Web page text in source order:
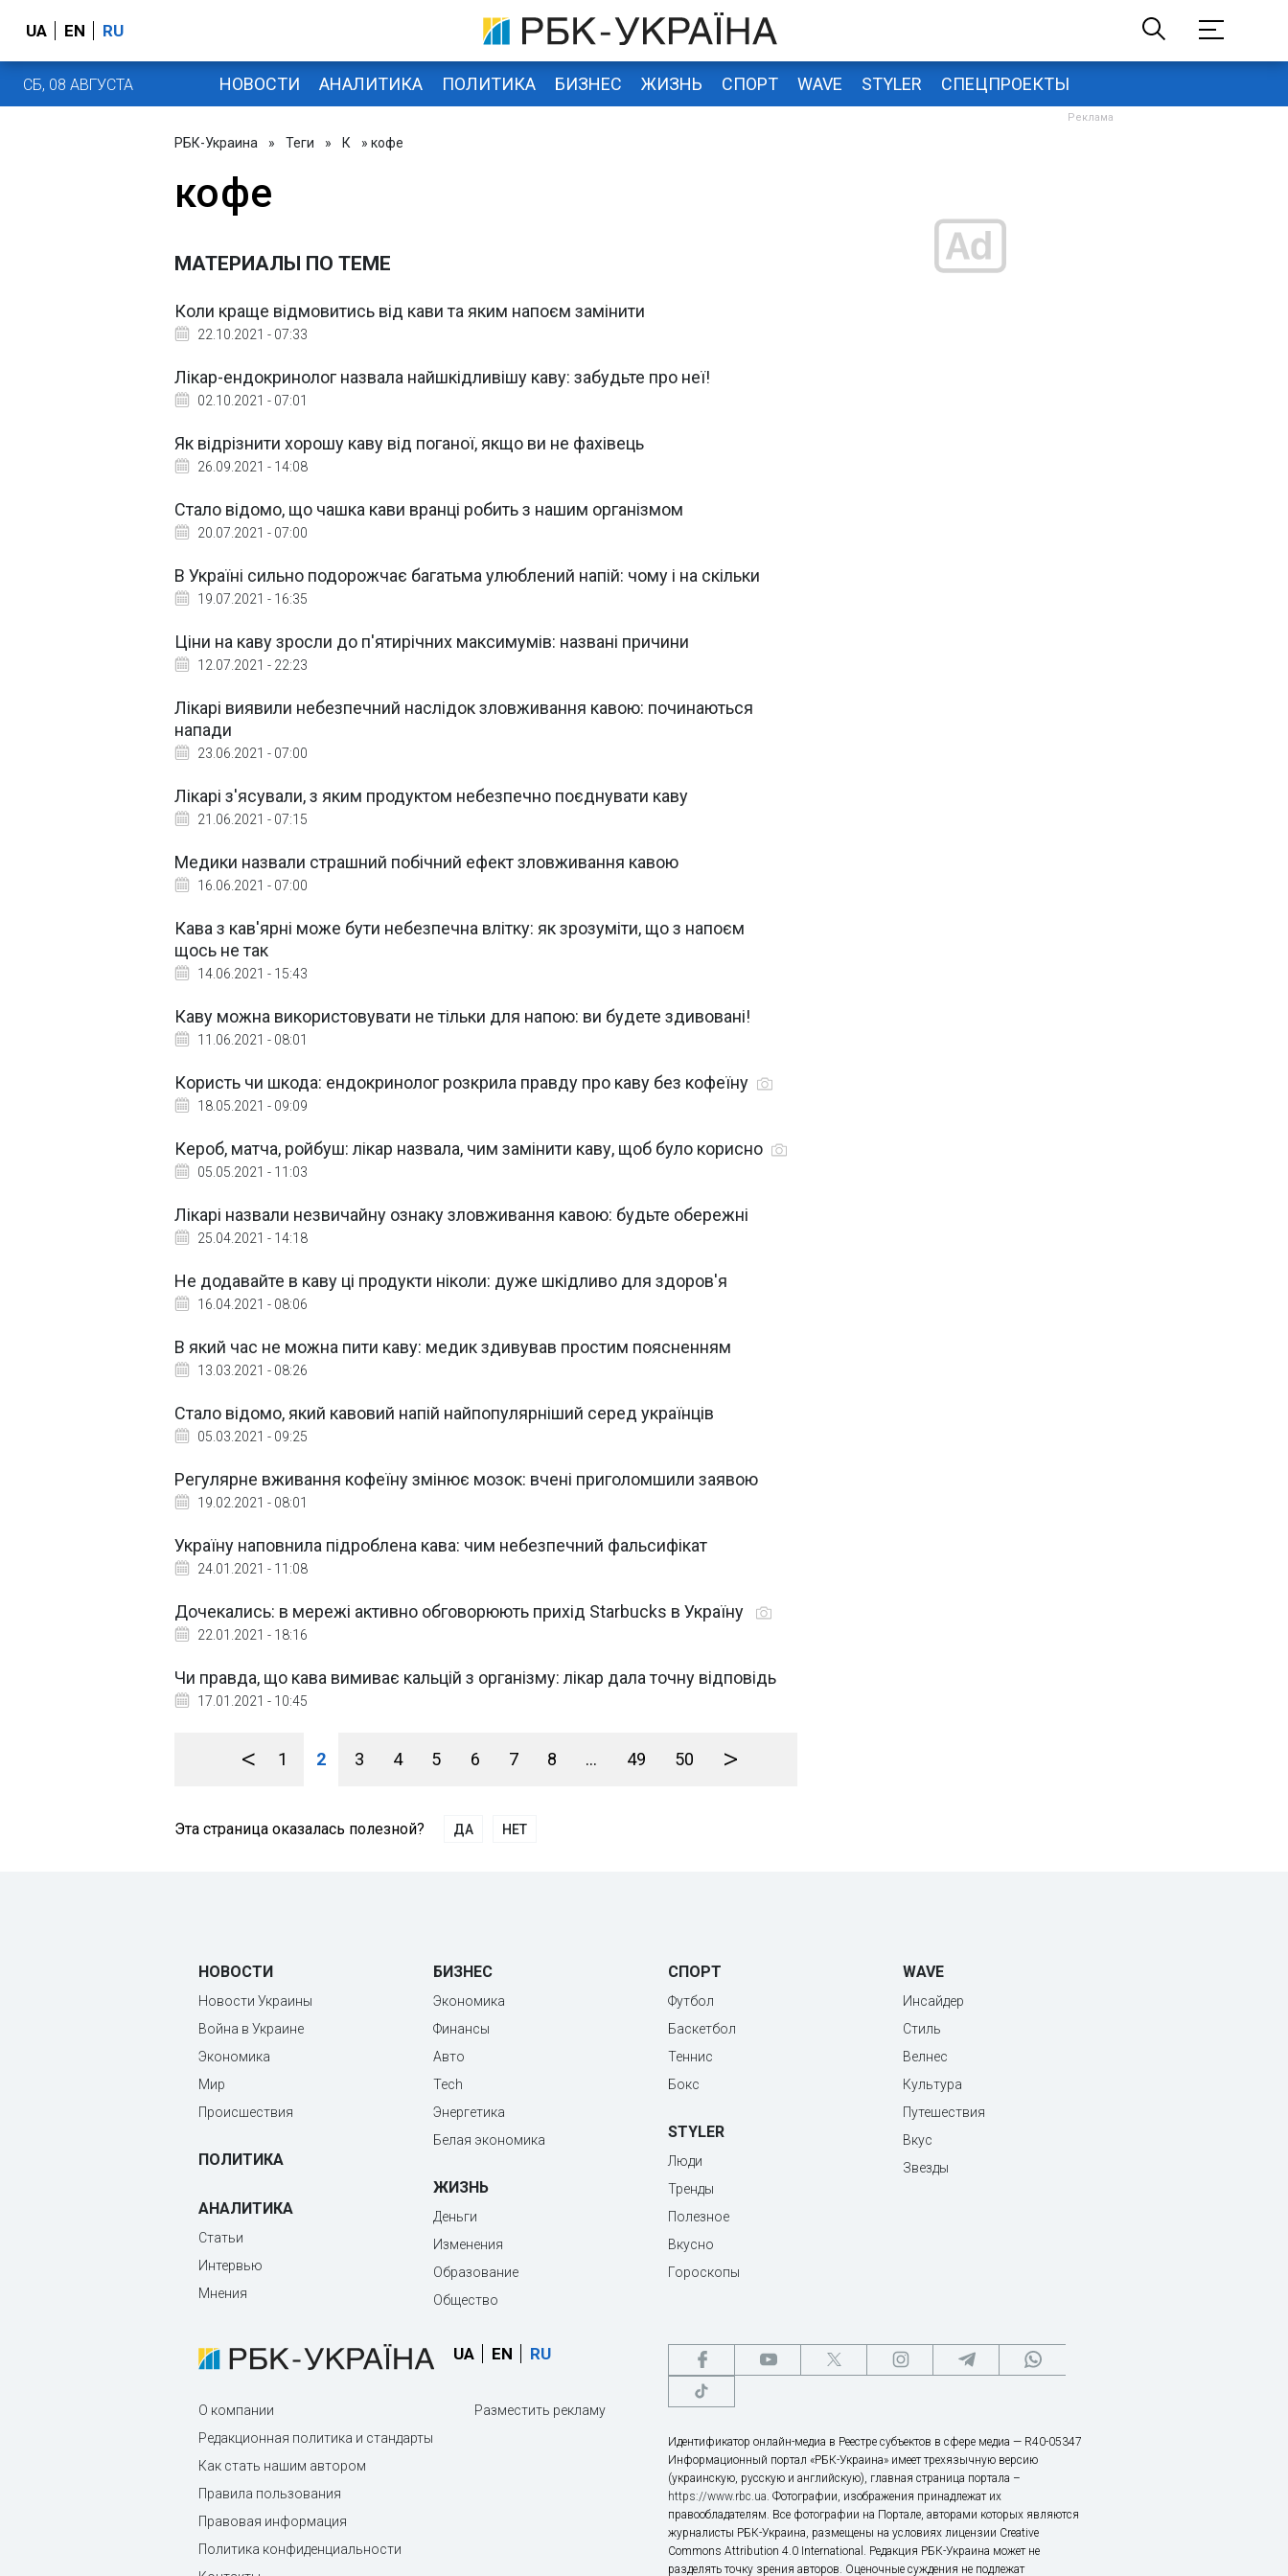
UA EN RU
СБ, 08 АВГУСТА НОВОСТИ АНАЛИТИКА ПОЛИТИКА БИЗНЕС ЖИЗНЬ СПОРТ WAVE STYLER СПЕЦПРОЕКТЫ
РБК-Украина » Теги » К » кофе
кофе
МАТЕРИАЛЫ ПО ТЕМЕ
Коли краще відмовитись від кави та яким напоєм замінити
22.10.2021 - 07:33
Лікар-ендокринолог назвала найшкідливішу каву: забудьте про неї!
02.10.2021 - 07:01
Як відрізнити хорошу каву від поганої, якщо ви не фахівець
26.09.2021 - 14:08
Стало відомо, що чашка кави вранці робить з нашим організмом
20.07.2021 - 07:00
В Україні сильно подорожчає багатьма улюблений напій: чому і на скільки
19.07.2021 - 16:35
Ціни на каву зросли до п'ятирічних максимумів: названі причини
12.07.2021 - 22:23
Лікарі виявили небезпечний наслідок зловживання кавою: починаються
напади
23.06.2021 - 07:00
Лікарі з'ясували, з яким продуктом небезпечно поєднувати каву
21.06.2021 - 07:15
Медики назвали страшний побічний ефект зловживання кавою
16.06.2021 - 07:00
Кава з кав'ярні може бути небезпечна влітку: як зрозуміти, що з напоєм
щось не так
14.06.2021 - 15:43
Каву можна використовувати не тільки для напою: ви будете здивовані!
11.06.2021 - 08:01
Користь чи шкода: ендокринолог розкрила правду про каву без кофеїну
18.05.2021 - 09:09
Кероб, матча, ройбуш: лікар назвала, чим замінити каву, щоб було корисно
05.05.2021 - 11:03
Лікарі назвали незвичайну ознаку зловживання кавою: будьте обережні
25.04.2021 - 14:18
Не додавайте в каву ці продукти ніколи: дуже шкідливо для здоров'я
16.04.2021 - 08:06
В який час не можна пити каву: медик здивував простим поясненням
13.03.2021 - 08:26
Стало відомо, який кавовий напій найпопулярніший серед українців
05.03.2021 - 09:25
Регулярне вживання кофеїну змінює мозок: вчені приголомшили заявою
19.02.2021 - 08:01
Україну наповнила підроблена кава: чим небезпечний фальсифікат
24.01.2021 - 11:08
Дочекались: в мережі активно обговорюють прихід Starbucks в Україну
22.01.2021 - 18:16
Чи правда, що кава вимиває кальцій з організму: лікар дала точну відповідь
17.01.2021 - 10:45
< 1 2 3 4 5 6 7 8 ... 49 50 >
Эта страница оказалась полезной? ДА НЕТ
НОВОСТИ
Новости Украины
Война в Украине
Экономика
Мир
Происшествия
ПОЛИТИКА
АНАЛИТИКА
Статьи
Интервью
Мнения
БИЗНЕС
Экономика
Финансы
Авто
Tech
Энергетика
Белая экономика
ЖИЗНЬ
Деньги
Изменения
Образование
Общество
СПОРТ
Футбол
Баскетбол
Теннис
Бокс
STYLER
Люди
Тренды
Полезное
Вкусно
Гороскопы
WAVE
Инсайдер
Стиль
Велнес
Культура
Путешествия
Вкус
Звезды
UA EN RU
О компании
Редакционная политика и стандарты
Как стать нашим автором
Правила пользования
Правовая информация
Политика конфиденциальности
Разместить рекламу
Идентификатор онлайн-медиа в Реестре субъектов в сфере медиа — R40-05347
Информационный портал «РБК-Украина» имеет трехязычную версию
(украинскую, русскую и английскую), главная страница портала –
https://www.rbc.ua. Фотографии, изображения принадлежат их
правообладателям. Все фотографии на Портале, авторами которых являются
журналисты РБК-Украина, размещены на условиях лицензии Creative
Commons Attribution 4.0 International. Редакция РБК-Украина может не
разделять точку зрения авторов. Оценочные суждения не подлежат